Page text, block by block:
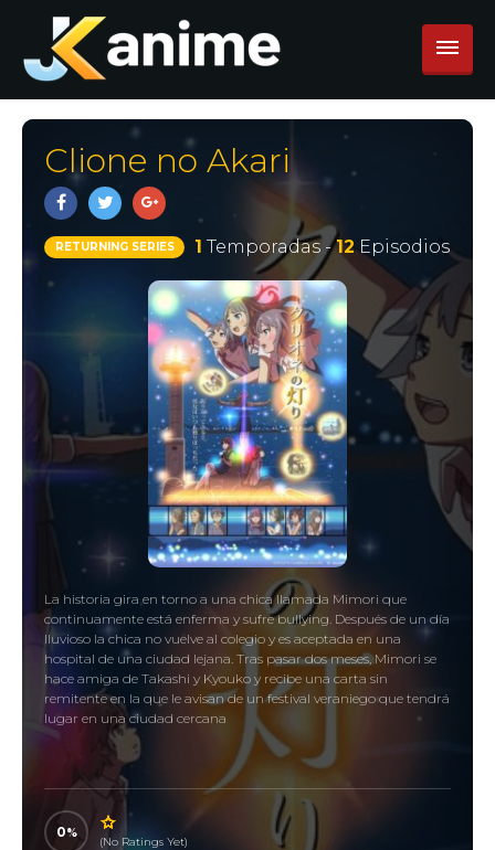
Clione no Akari
RETURNING SERIES 1 Temporadas -12Episodios
La historia gira en torno a una chica llamada Mimori que
continuamente está enferma y sufre bullying. Después de un día
lluvioso la chica no vuelve al colegio y es aceptada en una
hospital de una ciudad lejana. Tras pasar dos meses, Mimori se
hace amiga de Takashi y Kyouko y recibe una carta sin
remitente en la que le avisan de un festival veraniego que tendrá
lugar en una ciudad cercana
0
(No Ratings Yet)